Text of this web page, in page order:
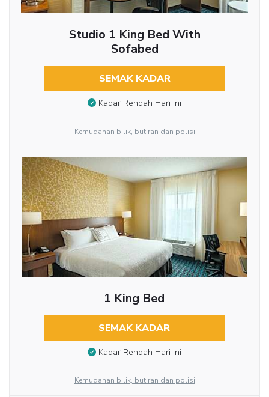
Studio 1 King Bed With
Sofabed
SEMAK KADAR
Kadar Rendah Hari Ini
Kemudahan bilik, butiran dan polisi
1 King Bed
SEMAK KADAR
Kadar Rendah Hari Ini
Kemudahan bilik, butiran dan polisi